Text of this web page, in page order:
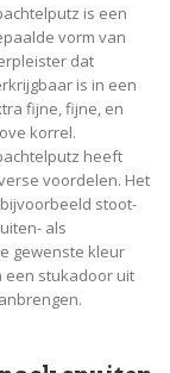
is een
vorm van
dat
is in een
fijne, fijne, en
korrel.
heeft
voordelen. Het
stoot-
als
gewenste kleur
een stukadoor uit